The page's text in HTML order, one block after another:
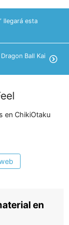
llegará esta
Ball Kai
en ChikiOtaku
en